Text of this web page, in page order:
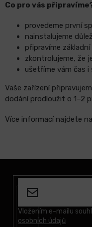
Co pro vás
provedeme první
nainstalujeme
připravíme
zkontrolujeme, že
ušetříme vám čas
Vaše zařízení
dodání prodloužit o 1–2
Více informací najdete na
Vložením e-mailu
osobních údajů